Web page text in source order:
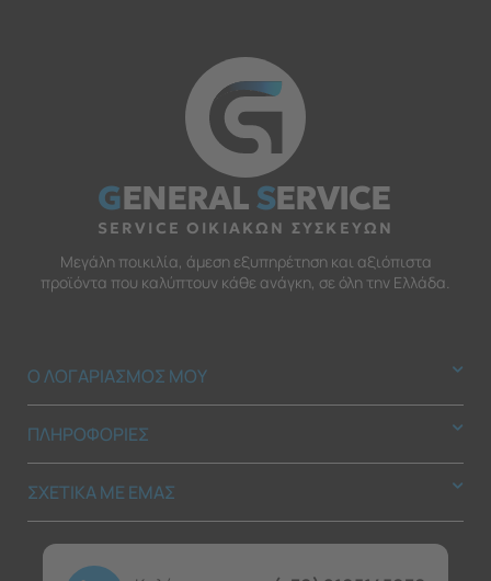
GENERALSERVICE
SERVICE ΟΙΚΙΑΚΩΝ ΣΥΣΚΕΥΩΝ
Μεγάλη ποικιλία, άμεση εξυπηρέτηση και αξιόπιστα
προϊόντα που καλύπτουν κάθε ανάγκη, σε όλη την Ελλάδα.
Ο ΛΟΓΑΡΙΑΣΜΟΣ ΜΟΥ
ΠΛΗΡΟΦΟΡΙΕΣ
ΣΧΕΤΙΚΑ ΜΕ ΕΜΑΣ